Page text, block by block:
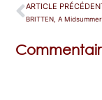
ARTICLE